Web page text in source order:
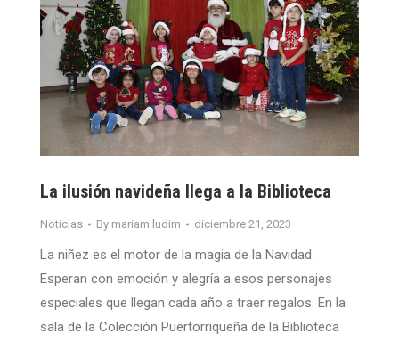
La ilusión navideña llega a la Biblioteca
Noticias By mariam.ludim diciembre 21, 2023
La niñez es el motor de la magia de la Navidad.
Esperan con emoción y alegría a esos personajes
especiales que llegan cada año a traer regalos. En la
sala de la Colección Puertorriqueña de la Biblioteca